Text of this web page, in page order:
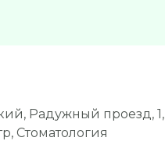
Радужный проезд, 1,
Стоматология